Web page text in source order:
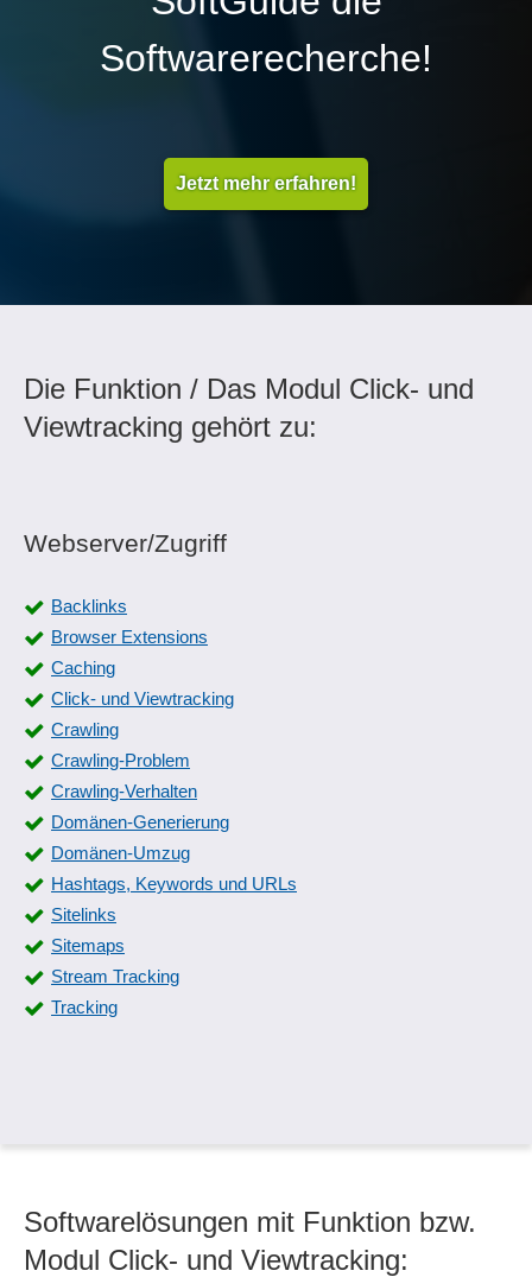
Softwarerecherche!
Jetzt mehr erfahren!
Die Funktion / Das Modul Click- und
Viewtracking gehört zu:
Webserver/Zugriff
Backlinks
Browser Extensions
Caching
Click- und Viewtracking
Crawling
Crawling-Problem
Crawling-Verhalten
Domänen-Generierung
Domänen-Umzug
Hashtags, Keywords und URLs
Sitelinks
Sitemaps
Stream Tracking
Tracking
Softwarelösungen mit Funktion bzw.
Modul Click- und Viewtracking: